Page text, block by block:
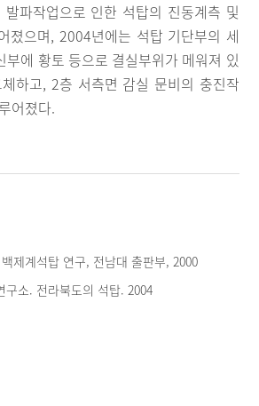
파작업으로 인한 석탑의 진동계측 및
졌으며, 2004년에는 석탑 기단부의 세
부에 황토 등으로 결실부위가 메워져 있
하고, 2층 서측면 감실 문비의 충진작
어졌다.
제계석탑 연구, 전남대 출판부, 2000
구소. 전라북도의 석탑. 2004